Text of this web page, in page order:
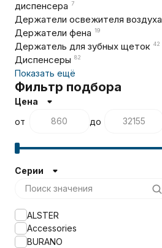
диспенсера 7
Держатели освежителя воздуха
Держатели фена 19
Держатель для зубных щеток 42
Диспенсеры 82
Показать ещё
Фильтр подбора
Цена
от
до
Серии
ALSTER
Accessories
BURANO